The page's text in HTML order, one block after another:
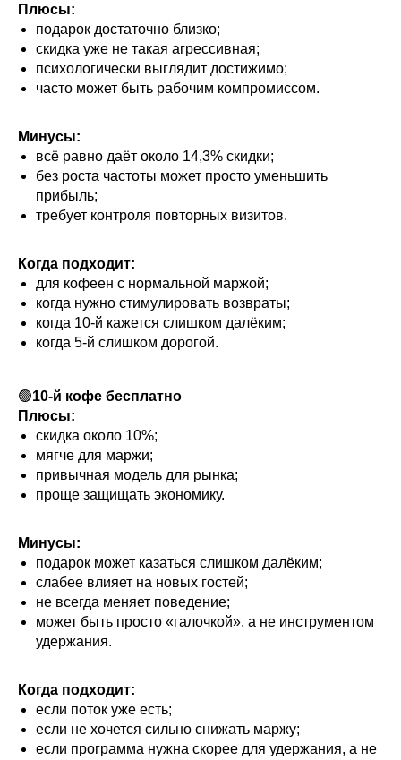
Плюсы:
подарок достаточно близко;
скидка уже не такая агрессивная;
психологически выглядит достижимо;
часто может быть рабочим компромиссом.
Минусы:
всё равно даёт около 14,3% скидки;
без роста частоты может просто уменьшить
прибыль;
требует контроля повторных визитов.
Когда подходит:
для кофеен с нормальной маржой;
когда нужно стимулировать возвраты;
когда 10-й кажется слишком далёким;
когда 5-й слишком дорогой.
🟢10-й кофе бесплатно
Плюсы:
скидка около 10%;
мягче для маржи;
привычная модель для рынка;
проще защищать экономику.
Минусы:
подарок может казаться слишком далёким;
слабее влияет на новых гостей;
не всегда меняет поведение;
может быть просто «галочкой», а не инструментом
удержания.
Когда подходит:
если поток уже есть;
если не хочется сильно снижать маржу;
если программа нужна скорее для удержания, а не